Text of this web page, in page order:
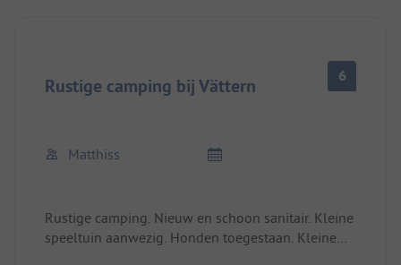
Rustige camping bij Vättern 6
Matthiss
Rustige camping. Nieuw en schoon sanitair. Kleine
speeltuin aanwezig. Honden toegestaan. Kleine